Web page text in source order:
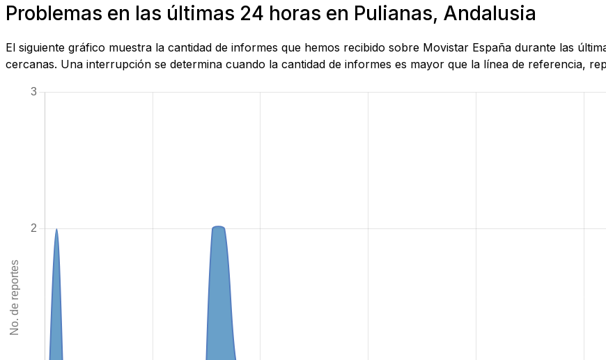
Problemas en las últimas 24 horas en Pulianas, Andalusia
El siguiente gráfico muestra la cantidad de informes que hemos recibido sobre Movistar España durante las
cercanas. Una interrupción se determina cuando la cantidad de informes es mayor que la línea de referencia,